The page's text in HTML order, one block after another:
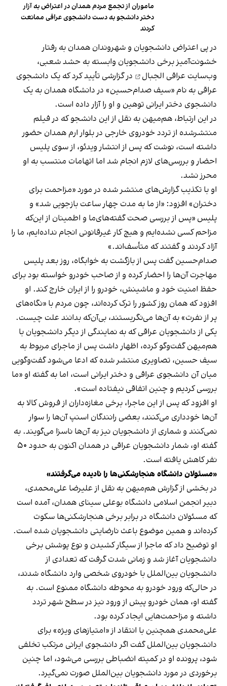
ماموران از تجمع مردم همدان در اعتراض به آزار
دختر دانشجو به دست دانشجوی عراقی ممانعت
کردند
در پی اعتراض دانشجویان و شهروندان همدان به رفتار
خشونت‌آمیز برخی دانشجویان وابسته به حشد شعبی،
وب‌سایت عراقی الجبال
در گزارشی تأیید کرد که یک دانشجوی
عراقی به نام «سیف صدام‌حسین» در دانشگاه همدان به یک
دانشجوی دختر ایرانی توهین و او را آزار داده است.
در این ارتباط، هم‌میهن به نقل از این دانشجو که در فیلم
منتشرشده از تردد خودروی خارجی در بلوار ارم همدان حضور
داشته است، نوشت که پس از انتشار ویدئو، از سوی پلیس
احضار و بررسی‌های لازم انجام شد اما اتهامات منتسب به او
محرز نشد.
او با تکذیب گزارش‌های منتشر شده در مورد «مزاحمت برای
دختران» افزود: «از ما به مدت چهار ساعت بازجویی شد» و
پلیس «پس از بررسی صحت گفته‌های‌ما و اطمینان از این‌که
مزاحم کسی نشده‌ایم و هیچ کار غیرقانونی انجام نداده‌ایم، ما را
آزاد کردند و گفتند که متأسف‌اند.»
صدام‌حسین گفت پس از بازگشت به خوابگاه، روز بعد پلیس
مهاجرت آن‌ها را احضار کرده و از صاحب خودرو خواسته بود برای
حفظ امنیت خود و ماشینش، خودرو را از ایران خارج کند. او
افزود که همان روز کشور را ترک کرده‌اند، چون مردم با «نگاه‌های
پر از نفرت» به آن‌ها می‌نگریستند، بی‌آن‌که بدانند علت چیست.
یکی از دانشجویان عراقی که به نمایندگی از دیگر دانشجویان با
هم‌میهن گفت‌وگو کرده، اظهار داشت پس از ماجرای مربوط به
سیف حسین، تصاویری منتشر شده که ادعا می‌شود گفت‌وگویی
میان آن دانشجوی عراقی و دختر ایرانی است، اما به گفته او «ما
بررسی کردیم و چنین اتفاقی نیفتاده است».
او افزود که پس از این ماجرا، برخی مغازه‌داران از فروش کالا به
آن‌ها خودداری می‌کنند، بعضی رانندگان اسنپ آن‌ها را سوار
نمی‌کنند و شماری از دانشجویان نیز به آن‌ها ناسزا می‌گویند. به
گفته او، شمار دانشجویان عراقی در همدان اکنون به حدود ۵۰
نفر کاهش یافته است.
«مسئولان دانشگاه هنجارشکنی‌ها را نادیده می‌گرفتند»
در بخشی از گزارش هم‌میهن به نقل از علیرضا علی‌محمدی،
دبیر انجمن اسلامی دانشگاه بوعلی سینای همدان، آمده است
که مسئولان دانشگاه در برابر برخی هنجارشکنی‌ها سکوت
کرده‌اند و همین موضوع باعث نارضایتی دانشجویان شده است.
او توضیح داد که ماجرا از سیگار کشیدن و نوع پوشش برخی
دانشجویان آغاز شد و زمانی شدت گرفت که تعدادی از
دانشجویان بین‌الملل با خودروی شخصی وارد دانشگاه شدند،
در حالی‌که ورود خودرو به محوطه دانشگاه ممنوع است. به
گفته او، همان خودرو پیش از ورود نیز در سطح شهر تردد
داشته و مزاحمت‌هایی ایجاد کرده بود.
علی‌محمدی همچنین با انتقاد از «امتیازهای ویژه» برای
دانشجویان بین‌الملل گفت اگر دانشجوی ایرانی مرتکب تخلفی
شود، پرونده او در کمیته انضباطی بررسی می‌شود، اما چنین
برخوردی در مورد دانشجویان بین‌الملل صورت نمی‌گیرد.